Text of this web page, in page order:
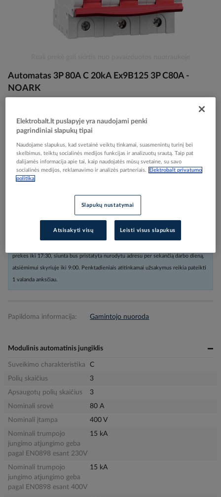
the
beginning
of
Automatas 3P 80A C 20kA Ex9B125 3P C80A -
NOARK
Elektrobalt prekės kodas
EAN kodas
Gamintojo prekės kodas
102791
Prisijunkite, norėdami pamatyti kainas
prekes iki 17:30, siunta bus pristatyta nurodytu adresu per sekančią darbo dieną,
atsiėmimui skyriuje iki 9:00. Penktadieniais atitinkamai užsakymus reikia pateikti
1 valanda anksčiau.
Papildoma informacija: Gamintojo nuoroda
Modulinis automatinis jungiklis
Suveikimo charakteristika
C
Polių skaičius
3
Apsaugotų polių skaičius
3
Nominali srovė
80 A
Nominali įtampa
400 V
Nominali trumpojo
jungimo atjungimo geba
pagal EN0898 esant 230V
15 kA
Nominali trumpojo
jungimo atjungimo geba
pagal EN0898 esant 400V
15 kA
Elektrobalt.lt puslapyje yra naudojami penki
pagrindiniai slapukų tipai
Naudojame slapukus, kad svetainė veiktų tinkamai, suasmenintų turinį bei
skelbimus, teiktų socialinės medijos funkcijas ir analizuotų srautą. Taip pat
dalijamės informacija apie tai, kaip naudojatės mūsų svetaine, su savo
socialinės medijos, reklamavimo ir analizės partneriais.
Elektrobalt privatumo
politika
Slapukų nustatymai
Atsisakyti visų Leisti visus slapukus